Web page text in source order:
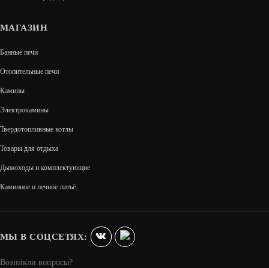
ПРОМЫШЛЕННЫЙ ВОДОГРЕЙНЫЙ КОТЁЛ
МАГАЗИН
Банные печи
Отопительные печи
Камины
Электрокамины
Твердотопливные котлы
Товары для отдыха
Дымоходы и комплектующие
Каминное и печное литьё
МЫ В СОЦСЕТЯХ:
Возникли вопросы?